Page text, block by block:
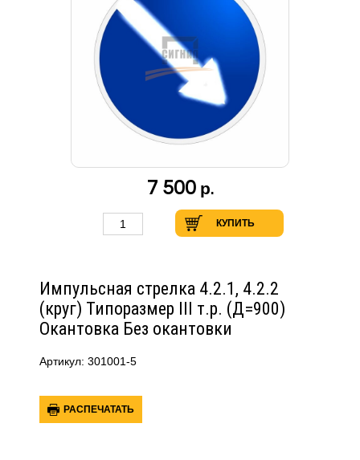
Импульсная стрелка 4.2.1, 4.2.2
(круг) Типоразмер III т.р. (Д=900)
Окантовка Без окантовки
Артикул: 301001-5
РАСПЕЧАТАТЬ
7 500 р.
КУПИТЬ